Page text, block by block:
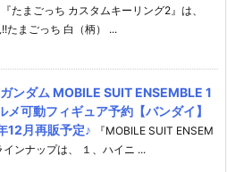
『たまごっち カスタムキーリング2』は、
たまごっち 白（柄） ...
ガンダム MOBILE SUIT ENSEMBLE 1
メ可動フィギュア予約【バンダイ】
12月再販予定♪
『MOBILE SUIT ENSEM
インナップは、 １、ハイニ ...